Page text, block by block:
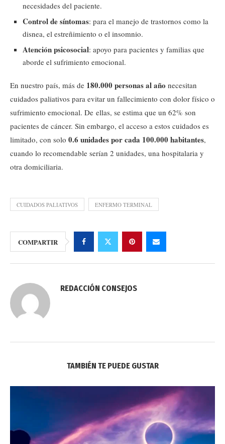
necesidades del paciente.
Control de síntomas: para el manejo de trastornos como la
disnea, el estreñimiento o el insomnio.
Atención psicosocial: apoyo para pacientes y familias que
aborde el sufrimiento emocional.
En nuestro país, más de 180.000 personas al año necesitan
cuidados paliativos para evitar un fallecimiento con dolor físico o
sufrimiento emocional. De ellas, se estima que un 62% son
pacientes de cáncer. Sin embargo, el acceso a estos cuidados es
limitado, con solo 0.6 unidades por cada 100.000 habitantes,
cuando lo recomendable serían 2 unidades, una hospitalaria y
otra domiciliaria.
CUIDADOS PALIATIVOS ENFERMO TERMINAL
COMPARTIR
REDACCIÓN CONSEJOS
TAMBIÉN TE PUEDE GUSTAR